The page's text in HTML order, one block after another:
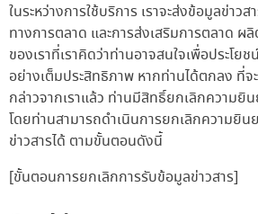
ในระหว่างการใช้บริการ เราจะส่งข้อมูลข่าว
ทางการตลาด และการส่งเสริมการตลาด ผ
ของเราที่เราคิดว่าท่านอาจสนใจเพื่อประโย
อย่างเต็มประสิทธิภาพ หากท่านได้ตกลง ที่จ
กล่าวจากเราแล้ว ท่านมีสิทธิ์ยกเลิกความยิ
โดยท่านสามารถดำเนินการยกเลิกความยิ
ข่าวสารได้ ตามขั้นตอนดังนี้
[ขั้นตอนการยกเลิกการรับข้อมูลข่าวสาร]